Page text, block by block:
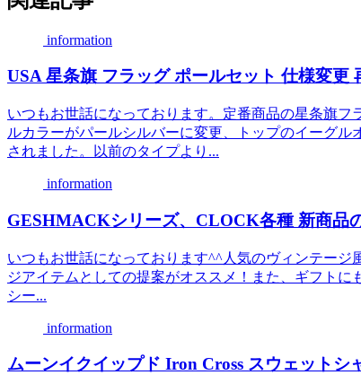
information
USA 星条旗 フラッグ ポールセット 仕様変更
いつもお世話になっております。定番商品の星条旗
ルカラーがパールシルバーに変更、トップのイーグ
されました。以前のタイプより...
information
GESHMACKシリーズ、CLOCK各種 新商品
いつもお世話になっております^^人気のヴィンテー
ジアイテムとしての提案がオススメ！また、ギフトに
シー...
information
ムーンイクイップド Iron Cross スウェット